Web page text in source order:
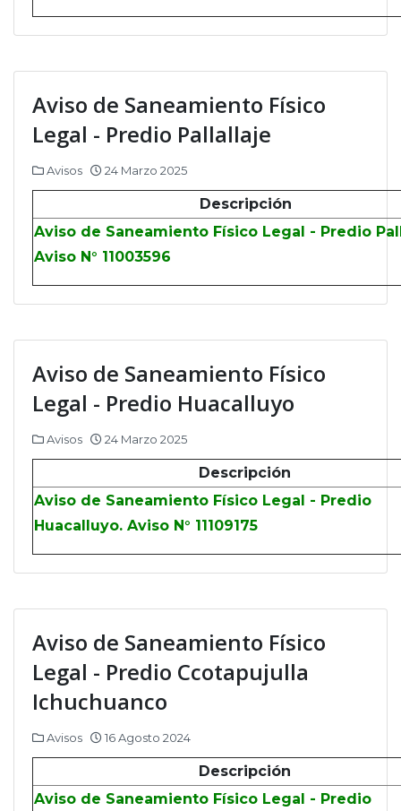
Aviso de Saneamiento Físico
Legal - Predio Pallallaje
Avisos 24 Marzo 2025
Descripción
Aviso de Saneamiento Físico Legal - Predio
Aviso N° 11003596
Aviso de Saneamiento Físico
Legal - Predio Huacalluyo
Avisos 24 Marzo 2025
Descripción
Aviso de Saneamiento Físico Legal - Predio
Huacalluyo. Aviso N° 11109175
Aviso de Saneamiento Físico
Legal - Predio Ccotapujulla
Ichuchuanco
Avisos 16 Agosto 2024
Descripción
Aviso de Saneamiento Físico Legal - Predio